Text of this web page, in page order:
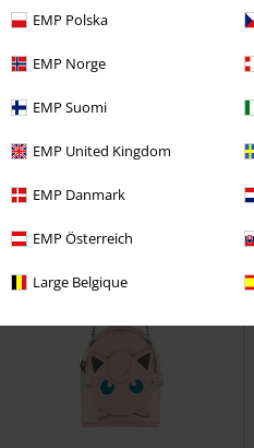
EMP Polska
EMP Norge
EMP Suomi
EMP United Kingdom
EMP Danmark
EMP Österreich
Large Belgique
-24%
€ 26,39
Pikachu